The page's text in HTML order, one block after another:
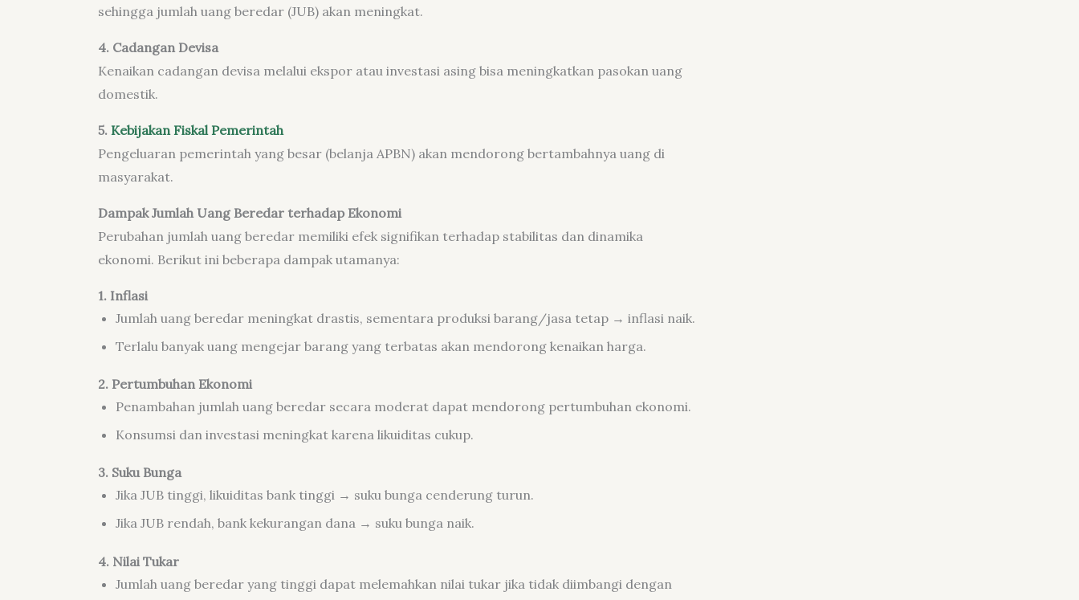
sehingga jumlah uang beredar (JUB) akan meningkat.
4. Cadangan Devisa
Kenaikan cadangan devisa melalui ekspor atau investasi asing bisa meningkatkan pasokan uang
domestik.
5. Kebijakan Fiskal Pemerintah
Pengeluaran pemerintah yang besar (belanja APBN) akan mendorong bertambahnya uang di
masyarakat.
Dampak Jumlah Uang Beredar terhadap Ekonomi
Perubahan jumlah uang beredar memiliki efek signifikan terhadap stabilitas dan dinamika
ekonomi. Berikut ini beberapa dampak utamanya:
1. Inflasi
Jumlah uang beredar meningkat drastis, sementara produksi barang/jasa tetap → inflasi naik.
Terlalu banyak uang mengejar barang yang terbatas akan mendorong kenaikan harga.
2. Pertumbuhan Ekonomi
Penambahan jumlah uang beredar secara moderat dapat mendorong pertumbuhan ekonomi.
Konsumsi dan investasi meningkat karena likuiditas cukup.
3. Suku Bunga
Jika JUB tinggi, likuiditas bank tinggi → suku bunga cenderung turun.
Jika JUB rendah, bank kekurangan dana → suku bunga naik.
4. Nilai Tukar
Jumlah uang beredar yang tinggi dapat melemahkan nilai tukar jika tidak diimbangi dengan